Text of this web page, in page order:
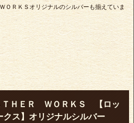
ＲＫＳオリジナルのシルバーも揃えていま
ＴＨＥＲ ＷＯＲＫＳ 【ロッ
クス】オリジナルシルバー